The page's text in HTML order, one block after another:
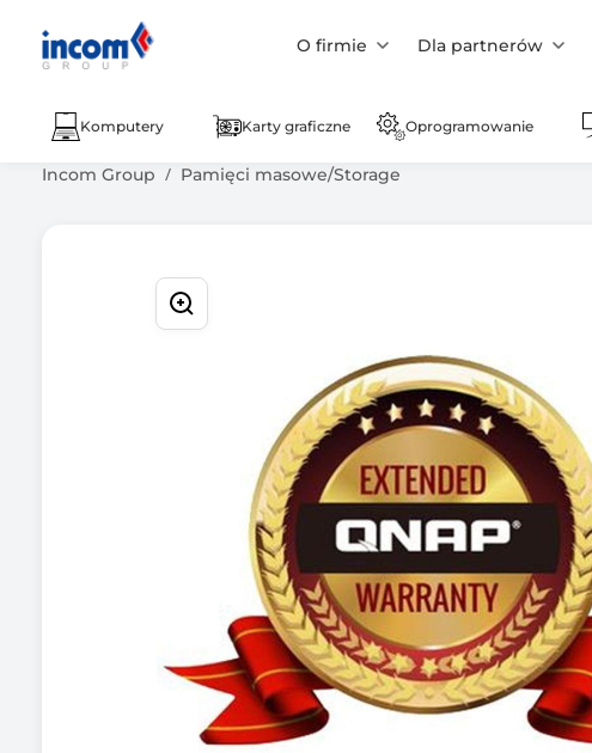
O firmie Dla partnerów
Komputery Karty graficzne Oprogramowanie
Incom Group Pamięci masowe/Storage